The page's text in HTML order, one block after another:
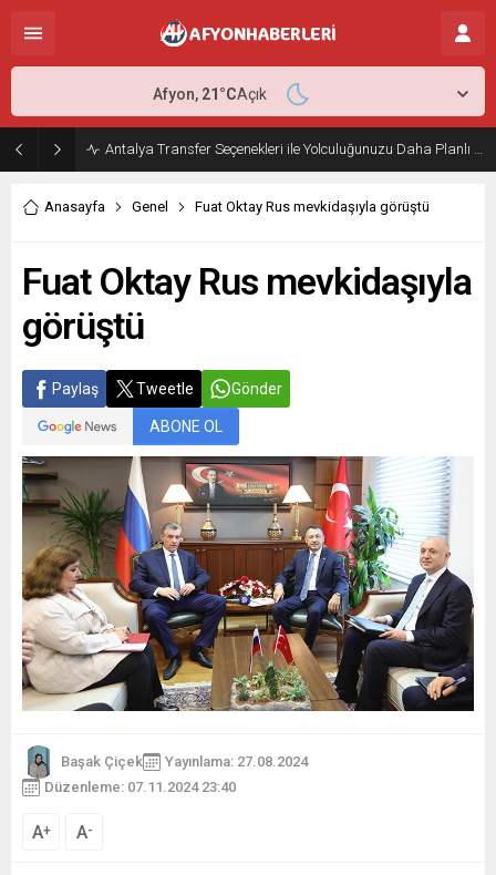
Antalya Transfer Seçenekleri ile Yolculuğunuzu Daha Planlı Hale Getirin
Afyon, 21°CAçık
Anasayfa Genel Fuat Oktay Rus mevkidaşıyla görüştü
Fuat Oktay Rus mevkidaşıyla
görüştü
Paylaş Tweetle Gönder
ABONE OL
Başak Çiçek
Yayınlama: 27.08.2024
Düzenleme: 07.11.2024 23:40
A+ A-